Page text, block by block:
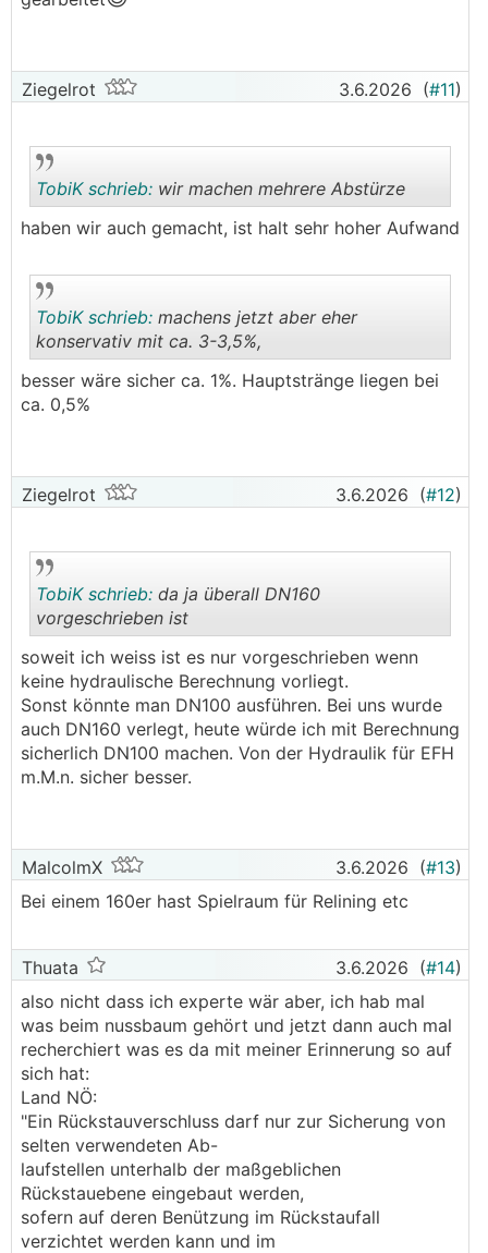
Ziegelrot 3.6.2026 (#11)
..
TobiK schrieb: wir machen mehrere Abstürze
haben wir auch gemacht, ist halt sehr hoher Aufwand
TobiK schrieb: machens jetzt aber eher
konservativ mit ca. 3-3,5%,
besser wäre sicher ca. 1%. Hauptstränge liegen bei
ca. 0,5%
Ziegelrot 3.6.2026 (#12)
..
TobiK schrieb: da ja überall DN160
vorgeschrieben ist
soweit ich weiss ist es nur vorgeschrieben wenn
keine hydraulische Berechnung vorliegt.
Sonst könnte man DN100 ausführen. Bei uns wurde
auch DN160 verlegt, heute würde ich mit Berechnung
sicherlich DN100 machen. Von der Hydraulik für EFH
m.M.n. sicher besser.
MalcolmX 3.6.2026 (#13)
Bei einem 160er hast Spielraum für Relining etc
Thuata 3.6.2026 (#14)
also nicht dass ich experte wär aber, ich hab mal
was beim nussbaum gehört und jetzt dann auch mal
recherchiert was es da mit meiner Erinnerung so auf
sich hat:
Land NÖ:
"Ein Rückstauverschluss darf nur zur Sicherung von
selten verwendeten Ab-
laufstellen unterhalb der maßgeblichen
Rückstauebene eingebaut werden,
sofern auf deren Benützung im Rückstaufall
verzichtet werden kann und im